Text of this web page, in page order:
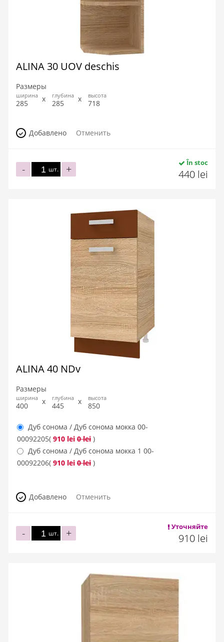
ALINA 30 UOV deschis
Размеры
ширина
285
глубина
285
высота
718
Добавлено Отменить
шт. +
- În stoc
440 lei
ALINA 40 NDv
Размеры
ширина
400
глубина
445
высота
850
Дуб сонома / Дуб сонома мокка 00-
00092205( 910 lei 0 lei )
Дуб сонома / Дуб сонома мокка 1 00-
00092206( 910 lei 0 lei )
Добавлено Отменить
шт. +
- Уточняйте
910 lei